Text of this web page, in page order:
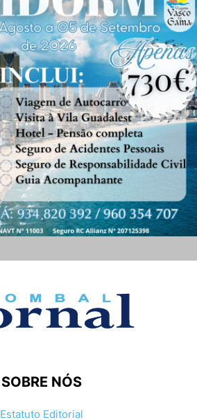
SOBRE NÓS
Estatuto Editorial